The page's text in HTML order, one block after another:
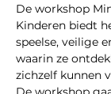
De workshop
Kinderen biedt
speelse, veilige
waarin ze
zichzelf kunnen